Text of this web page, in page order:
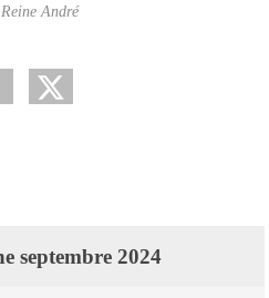
André
septembre 2024